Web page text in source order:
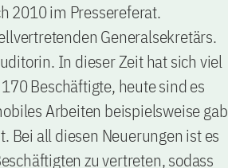
2010 im Pressereferat.
Generalsekretärs.
In dieser Zeit hat sich viel
Beschäftigte, heute sind es
Arbeiten beispielsweise gab
Bei all diesen Neuerungen ist es
zu vertreten, sodass